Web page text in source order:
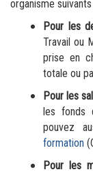
organisme suivants
Pour les
Travail ou
prise en
totale ou
Pour les
les fonds
pouvez
formation
Pour les